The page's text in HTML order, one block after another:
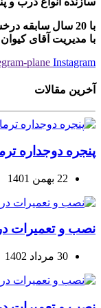
با 20 سال سابقه درخشان در تولید درب و پنجره
با مدیریت آقای
plane Instagram
آخرین مقالات
پنجره دوجداره
22 بهمن 1401
نصب و تعمیرات
30 مرداد 1402